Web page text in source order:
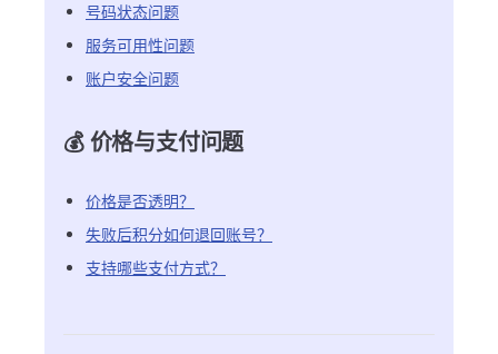
号码状态问题
服务可用性问题
账户安全问题
💰 价格与支付问题
价格是否透明？
失败后积分如何退回账号？
支持哪些支付方式？